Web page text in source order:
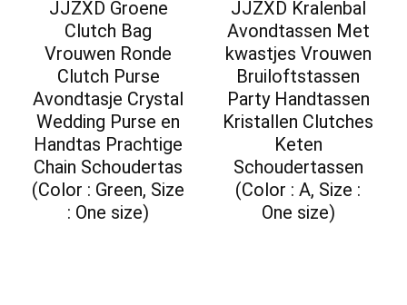
JJZXD Groene
Clutch Bag
Vrouwen Ronde
Clutch Purse
Avondtasje Crystal
Wedding Purse en
Handtas Prachtige
Chain Schoudertas
(Color : Green, Size
: One size)
JJZXD Kralenbal
Avondtassen Met
kwastjes Vrouwen
Bruiloftstassen
Party Handtassen
Kristallen Clutches
Keten
Schoudertassen
(Color : A, Size :
One size)